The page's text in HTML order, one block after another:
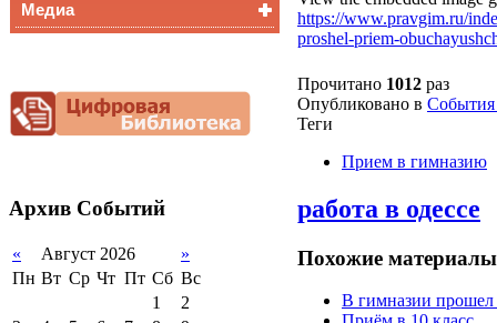
Снижение
документационной
нагрузки
Медиа
Архив Событий
« Август 2026
»
Пн Вт Ср Чт Пт Сб Вс
1
2
https://www.pravgim.ru/
proshel-priem-
Прочитано 1012 раз
Опубликовано в События
Теги
Прием в гимназию
работа в одессе
Похожие материалы
В гимназии прошел